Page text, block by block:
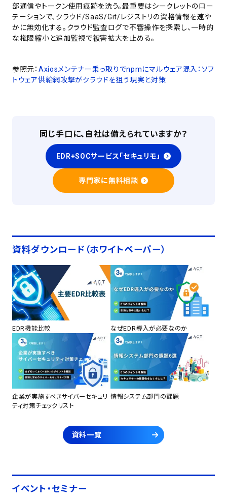
部通信やトークン使用痕跡を洗う。最重要はシークレットのロー
テーションで、クラウド/SaaS/Git/レジストリの資格情報を速や
かに無効化する。クラウド監査ログで不審操作を探索し、一時的
な権限縮小と追加監視で被害拡大を止める。
参照元： Axiosメンテナー乗っ取りでnpmにマルウェア混入：ソフ
トウェア供給網攻撃がクラウドを狙う現実と対策
同じ手口に、自社は備えられていますか？
EDR+SOCサービス「セキュリモ」
専門家に無料相談
資料ダウンロード（ホワイトペーパー）
EDR機能比較 なぜEDR導入が必要なのか
企業が実施すべきサイバーセキュリ
ティ対策チェックリスト
情報システム部門の課題
資料一覧
イベント・セミナー